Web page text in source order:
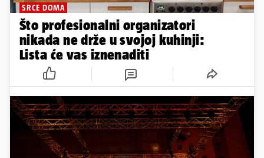
SRCE DOMA
Što profesionalni organizatori
nikada ne drže u svojoj kuhinji:
Lista će vas iznenaditi